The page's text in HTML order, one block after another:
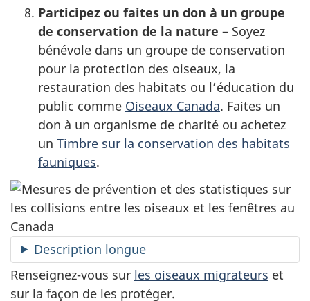
Participez ou faites un don à un groupe
de conservation de la nature – Soyez
bénévole dans un groupe de conservation
pour la protection des oiseaux, la
restauration des habitats ou l’éducation du
public comme Oiseaux Canada. Faites un
don à un organisme de charité ou achetez
un Timbre sur la conservation des habitats
fauniques.
Description longue
Renseignez-vous sur les oiseaux migrateurs et
sur la façon de les protéger.